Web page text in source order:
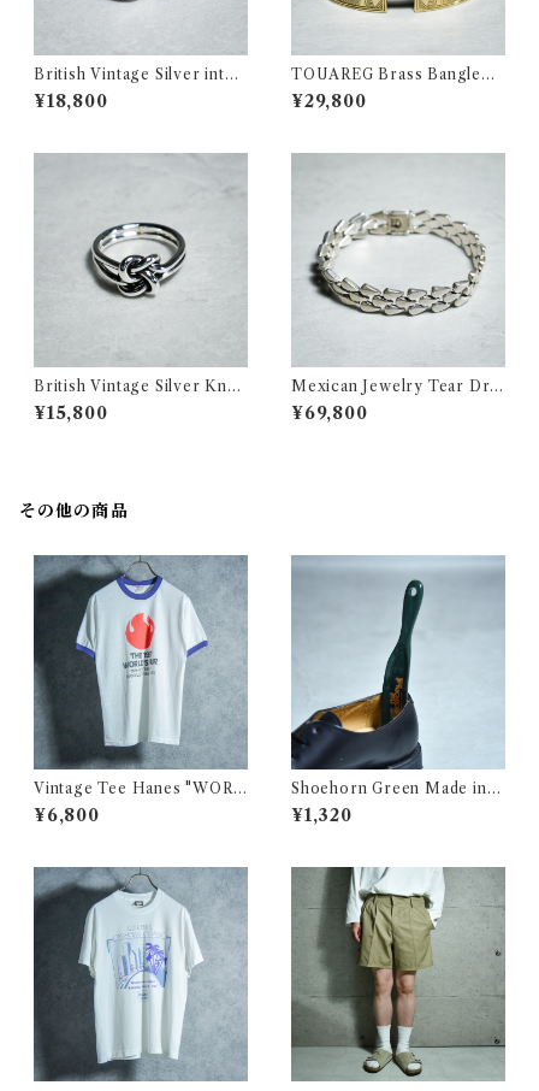
British Vintage Silver interl
ock Ring イギリス ヴィンテ
ージ シルバー インターロック
¥18,800
TOUAREG Brass Bangleト
ゥアレグ ブラス バングル 真鍮
154
¥29,800
British Vintage Silver Knot
Motif Ring イギリス ヴィン
テージ シルバー ノット モチー
¥15,800
Mexican Jewelry Tear Dro
p Bracelet メキシカンジュエ
リー ティアドロップ ブレスレ
¥69,800
その他の商品
Vintage Tee Hanes "WORL
D'S FAIR ヴィンテージ リン
ガー Tシャツ 110
¥6,800
Shoehorn Green Made in U
SA シューホーン グリーン
¥1,320